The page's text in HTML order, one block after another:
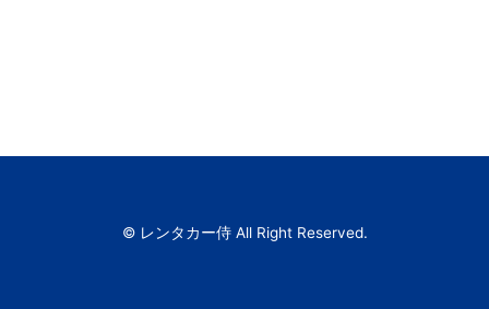
© レンタカー侍 All Right Reserved.